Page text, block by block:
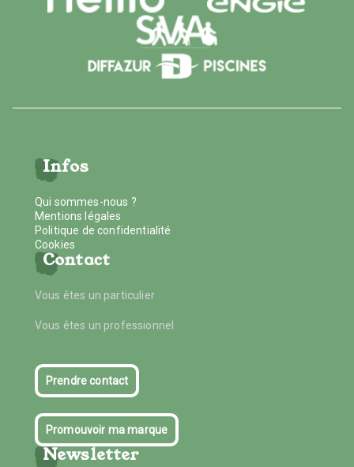
Infos
Qui sommes-nous ?
Mentions légales
Politique de confidentialité
Cookies
Contact
Vous êtes un particulier
Vous êtes un professionnel
Prendre contact
Promouvoir ma marque
Newsletter